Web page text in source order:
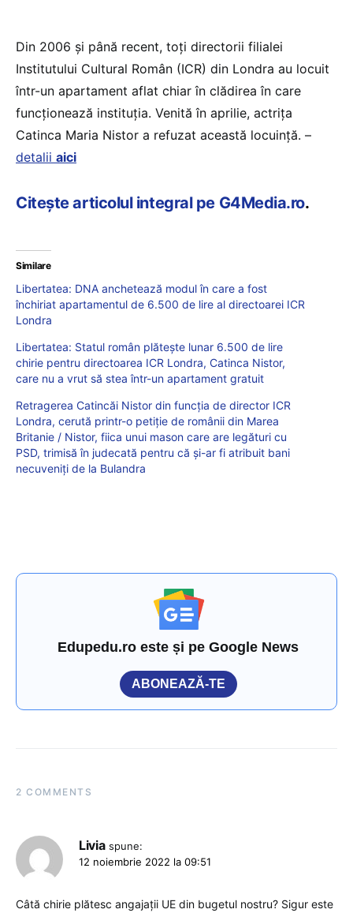
Din 2006 și până recent, toți directorii filialei
Institutului Cultural Român (ICR) din Londra au locuit
într-un apartament aflat chiar în clădirea în care
funcționează instituția. Venită în aprilie, actrița
Catinca Maria Nistor a refuzat această locuință. –
detalii aici
Citește articolul integral pe G4Media.ro.
Similare
Libertatea: DNA anchetează modul în care a fost
închiriat apartamentul de 6.500 de lire al directoarei ICR
Londra
Libertatea: Statul român plătește lunar 6.500 de lire
chirie pentru directoarea ICR Londra, Catinca Nistor,
care nu a vrut să stea într-un apartament gratuit
Retragerea Catincăi Nistor din funcția de director ICR
Londra, cerută printr-o petiție de românii din Marea
Britanie / Nistor, fiica unui mason care are legături cu
PSD, trimisă în judecată pentru că și-ar fi atribuit bani
necuveniți de la Bulandra
Edupedu.ro este și pe Google News
ABONEAZĂ-TE
2 COMMENTS
Livia spune:
12 noiembrie 2022 la 09:51
Câtă chirie plătesc angajații UE din bugetul nostru? Sigur este